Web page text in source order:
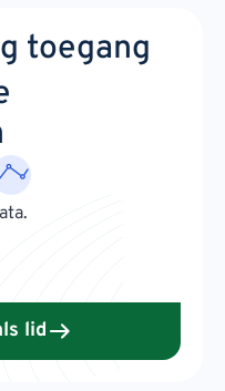
toegang
lid